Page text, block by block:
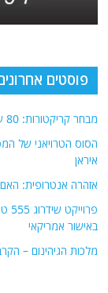
פוסטים
מבחר קריקטורות: 80 שנה של מילים ללא הפסקה
הסוס הטרויאני של
איראן
אזהרה אנטרופית:
באישור אמריקאי
מלכות הגיהינום –